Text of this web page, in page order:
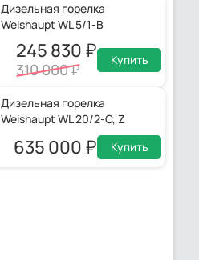
Дизельная горелка
Weishaupt WL 5/1-B
245 830
310 000
Купить
Дизельная горелка
Weishaupt WL 20/2-C, Z
635 000 Купить